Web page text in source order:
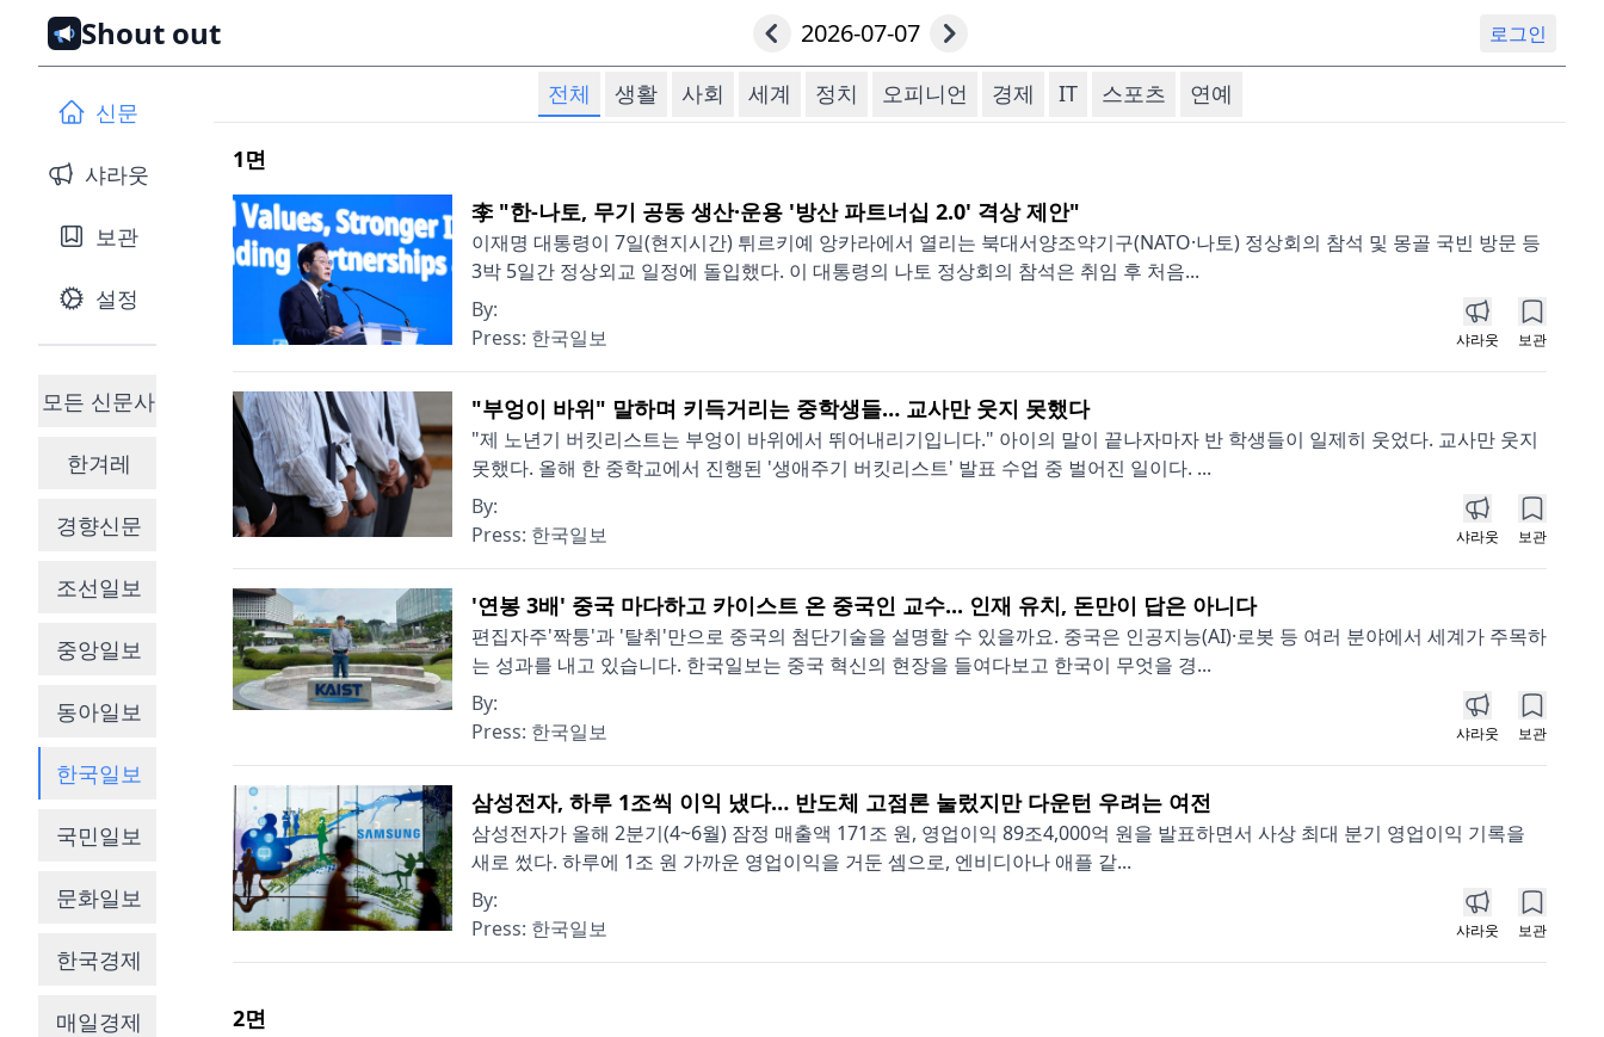
Shout out 2026-07-07 로그인
신문
샤라웃
보관
설정
모든 신문사
한겨레
경향신문
조선일보
중앙일보
동아일보
한국일보
국민일보
문화일보
한국경제
매일경제
전체 생활 사회 세계 정치 오피니언 경제 IT 스포츠 연예
1면
李 "한-나토, 무기 공동 생산·운용 '방산 파트너십 2.0' 격상 제안"
이재명 대통령이 7일(현지시간) 튀르키예 앙카라에서 열리는 북대서양조약기구(NATO·나토) 정상회의 참석 및 몽골 국빈 방문 등
3박 5일간 정상외교 일정에 돌입했다. 이 대통령의 나토 정상회의 참석은 취임 후 처음...
By:
Press: 한국일보 샤라웃 보관
"부엉이 바위" 말하며 키득거리는 중학생들… 교사만 웃지 못했다
"제 노년기 버킷리스트는 부엉이 바위에서 뛰어내리기입니다." 아이의 말이 끝나자마자 반 학생들이 일제히 웃었다. 교사만 웃지
못했다. 올해 한 중학교에서 진행된 '생애주기 버킷리스트' 발표 수업 중 벌어진 일이다. ...
By:
Press: 한국일보 샤라웃 보관
'연봉 3배' 중국 마다하고 카이스트 온 중국인 교수... 인재 유치, 돈만이 답은 아니다
편집자주'짝퉁'과 '탈취'만으로 중국의 첨단기술을 설명할 수 있을까요. 중국은 인공지능(AI)·로봇 등 여러 분야에서 세계가 주목하
는 성과를 내고 있습니다. 한국일보는 중국 혁신의 현장을 들여다보고 한국이 무엇을 경...
By:
Press: 한국일보 샤라웃 보관
삼성전자, 하루 1조씩 이익 냈다… 반도체 고점론 눌렀지만 다운턴 우려는 여전
삼성전자가 올해 2분기(4~6월) 잠정 매출액 171조 원, 영업이익 89조4,000억 원을 발표하면서 사상 최대 분기 영업이익 기록을
새로 썼다. 하루에 1조 원 가까운 영업이익을 거둔 셈으로, 엔비디아나 애플 같...
By:
Press: 한국일보 샤라웃 보관
2면